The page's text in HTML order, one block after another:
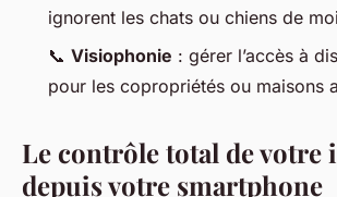
ignorent les chats ou chiens de
📞 Visiophonie : gérer l’accès à
pour les copropriétés ou maisons
Le contrôle total de votre
depuis votre smartphone